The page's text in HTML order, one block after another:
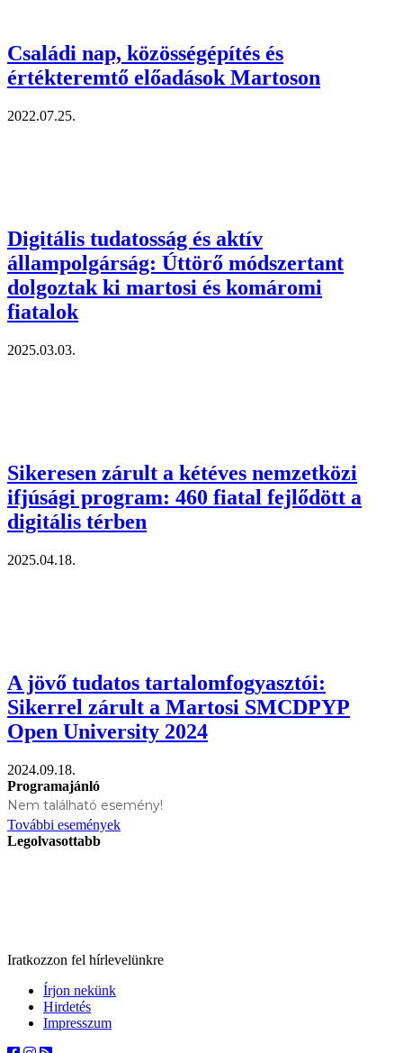
Családi nap, közösségépítés és
értékteremtő előadások Martoson
2022.07.25.
Digitális tudatosság és aktív
állampolgárság: Úttörő módszertant
dolgoztak ki martosi és komáromi
fiatalok
2025.03.03.
Sikeresen zárult a kétéves nemzetközi
ifjúsági program: 460 fiatal fejlődött a
digitális térben
2025.04.18.
A jövő tudatos tartalomfogyasztói:
Sikerrel zárult a Martosi SMCDPYP
Open University 2024
2024.09.18.
Programajánló
Nem található esemény!
További események
Legolvasottabb
Iratkozzon fel hírlevelünkre
Írjon nekünk
Hirdetés
Impresszum